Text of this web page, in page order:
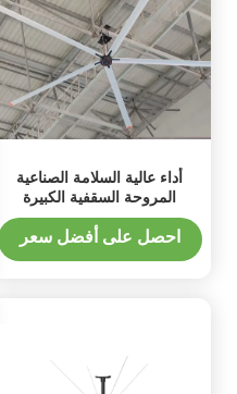
أداء عالية السلامة الصناعية
المروحة السقفية الكبيرة
للمستودعات 7.3m قطرها
احصل على أفضل سعر